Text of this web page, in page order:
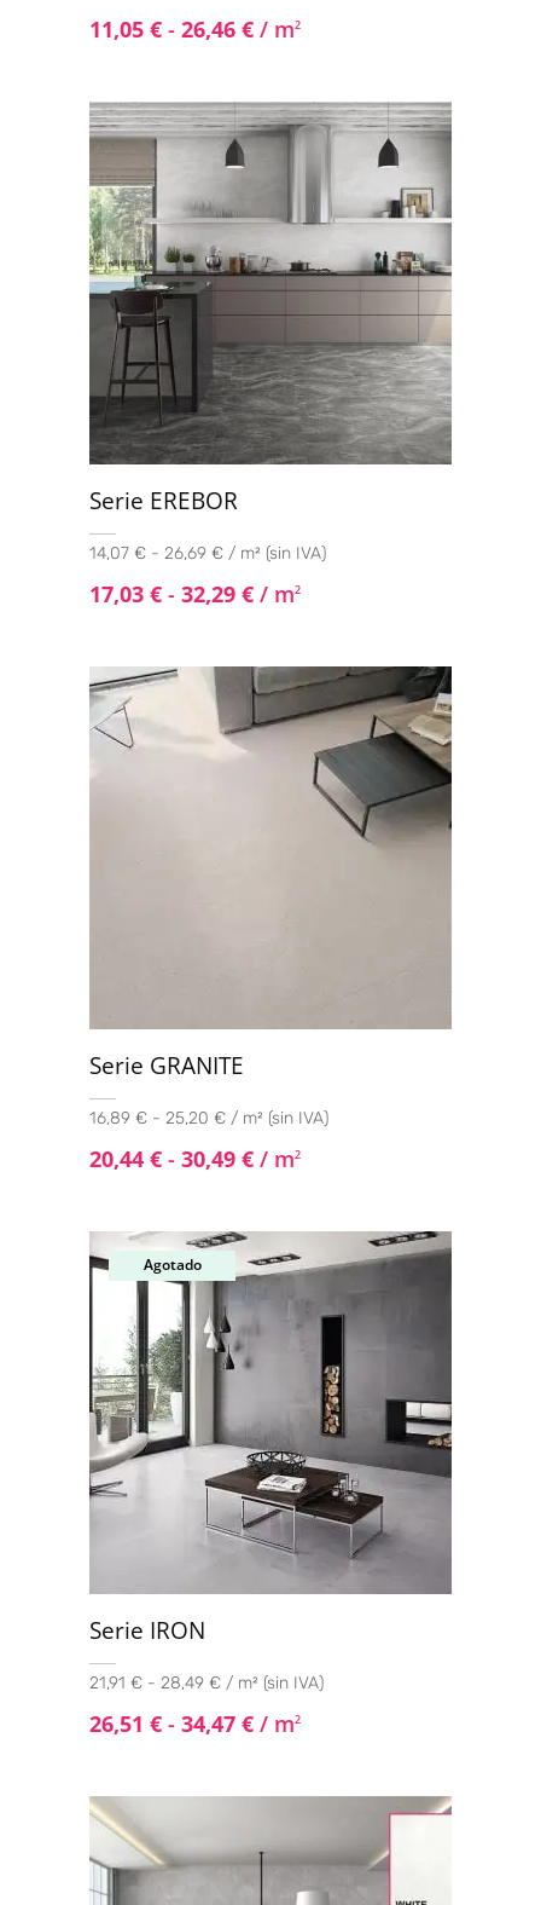
11,05 € - 26,46 € / m2
Serie EREBOR
14,07 € - 26,69 € / m² (sin IVA)
17,03 € - 32,29 € / m2
Serie GRANITE
16,89 € - 25,20 € / m² (sin IVA)
20,44 € - 30,49 € / m2
Oferta
Agotado
Serie IRON
21,91 € - 28,49 € / m² (sin IVA)
26,51 € - 34,47 € / m2